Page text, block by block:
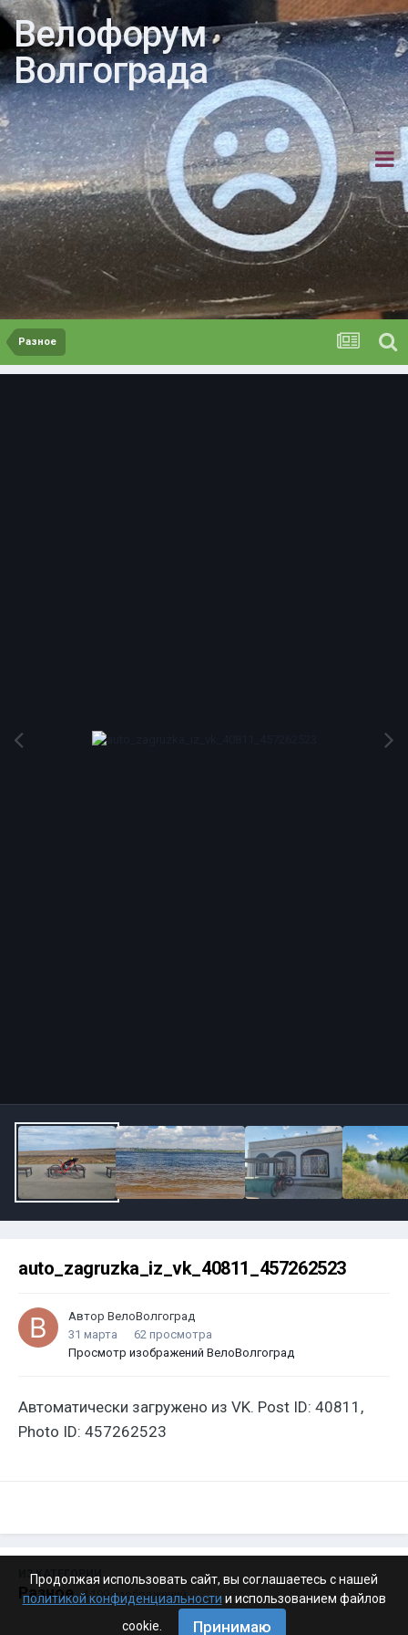
Велофорум
Волгограда
Разное
auto_zagruzka_iz_vk_40811_457262523
Автор ВелоВолгоград
31 марта
62 просмотра
Просмотр изображений ВелоВолгоград
Автоматически загружено из VK. Post ID: 40811,
Photo ID: 457262523
ИЗ КАТЕГОРИИ:
Разное · 4 199 изображений
Продолжая использовать сайт, вы соглашаетесь с нашей
политикой конфиденциальности и использованием файлов
cookie.
Принимаю